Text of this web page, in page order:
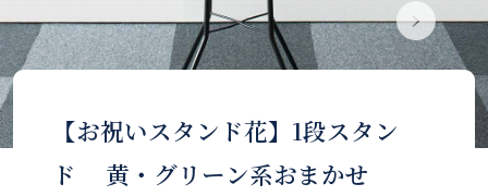
【お祝いスタンド花】1段スタン
ド 黄・グリーン系おまかせ